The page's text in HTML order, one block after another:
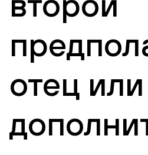
отец или